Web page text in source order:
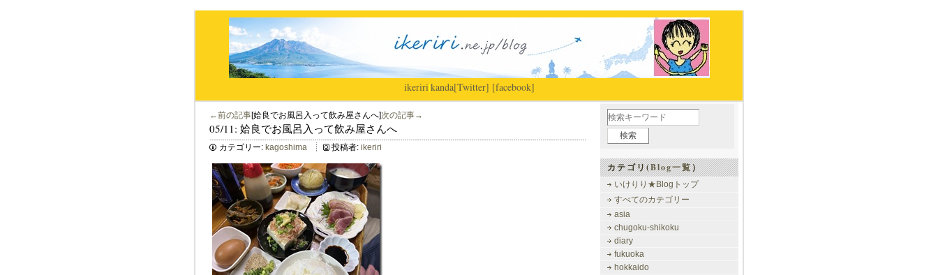
ikeriri|kanda[Twitter] [facebook]
←前の記事[姶良でお風呂入って飲み屋さんへ]次の記事→
05/11: 姶良でお風呂入って飲み屋さんへ
カテゴリー: kagoshima 投稿者: ikeriri
カテゴリ(Blog一覧）
いけりり★Blogトップ
すべてのカテゴリー
asia
chugoku-shikoku
diary
fukuoka
hokkaido